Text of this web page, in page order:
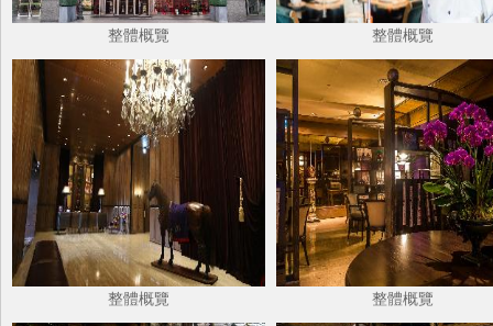
整體概覽 整體概覽
整體概覽 整體概覽